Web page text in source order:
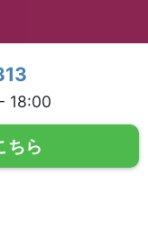
ちら
18:00